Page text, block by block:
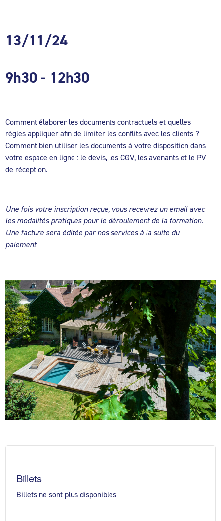
13/11/24
9h30 - 12h30
Comment élaborer les documents contractuels et quelles
règles appliquer afin de limiter les conflits avec les clients ?
Comment bien utiliser les documents à votre disposition dans
votre espace en ligne : le devis, les CGV, les avenants et le PV
de réception.
Une fois votre inscription reçue, vous recevrez un email avec
les modalités pratiques pour le déroulement de la formation.
Une facture sera éditée par nos services à la suite du
paiement.
Billets
Billets ne sont plus disponibles